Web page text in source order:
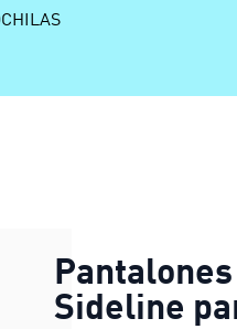
Sideline